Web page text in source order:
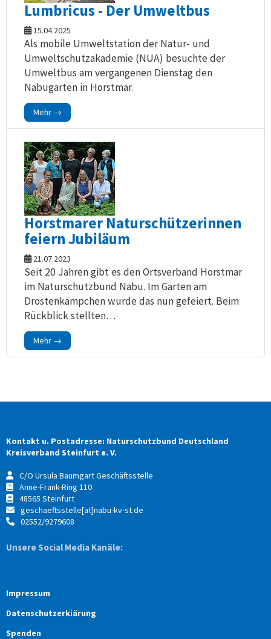
Lumbricus - Der Umweltbus
15.04.2025
Als mobile Umweltstation der Natur- und
Umweltschutzakademie (NUA) besuchte der
Umweltbus am vergangenen Dienstag den
Nabugarten in Horstmar.
Mehr →
Horstmarer Naturschützerinnen
feiern Jubiläum
21.07.2023
Seit 20 Jahren gibt es den Ortsverband Horstmar
im Naturschutzbund Nabu. Im Garten am
Drostenkämpchen wurde das nun gefeiert. Beim
Rückblick stellten…
Mehr →
Kontakt u. Postadresse: Naturschutzbund Deutschland
Kreisverband Steinfurt e. V.
C/O Ursula Baumgart Geschäftsstelle
Anne-Frank-Ring 110
48565 Steinfurt
geschaeftsstelle[at]nabu-kv-st.de
02552/9279608
Unsere Social Media Kanäle:
Impressum
Datenschutzerkiärung
Spenden